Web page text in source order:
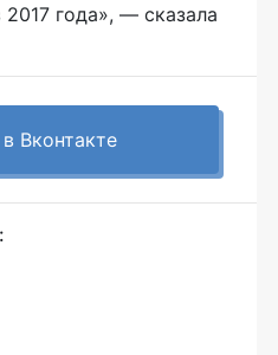
года», — сказала
Вконтакте